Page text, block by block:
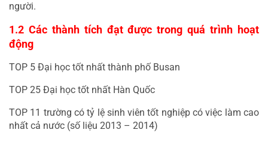
người.
1.2 Các thành tích đạt được trong quá trình hoạt
động
TOP 5 Đại học tốt nhất thành phố Busan
TOP 25 Đại học tốt nhất Hàn Quốc
TOP 11 trường có tỷ lệ sinh viên tốt nghiệp có việc làm cao
nhất cả nước (số liệu 2013 – 2014)